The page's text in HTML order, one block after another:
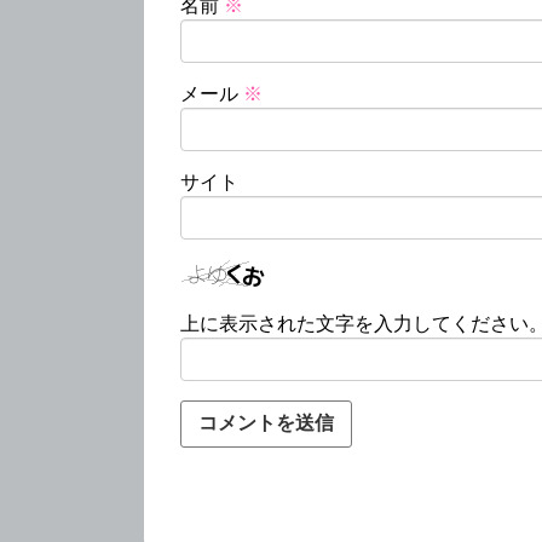
名前 ※
メール ※
サイト
上に表示された文字を入力してください